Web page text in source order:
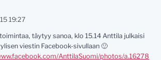
19:27
täytyy sanoa, klo 15.14 Anttila julkaisi
viestin Facebook-sivullaan 🙂
AnttilaSuomi/photos/a.16278